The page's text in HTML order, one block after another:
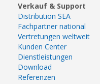
Verkauf & Support
Distribution SEA
Fachpartner national
Vertretungen weltweit
Kunden Center
Dienstleistungen
Download
Referenzen